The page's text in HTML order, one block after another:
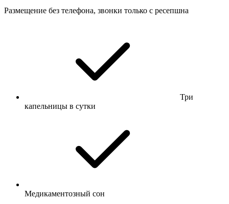
Размещение без телефона, звонки только с ресепшна
Три
капельницы в сутки
Медикаментозный сон